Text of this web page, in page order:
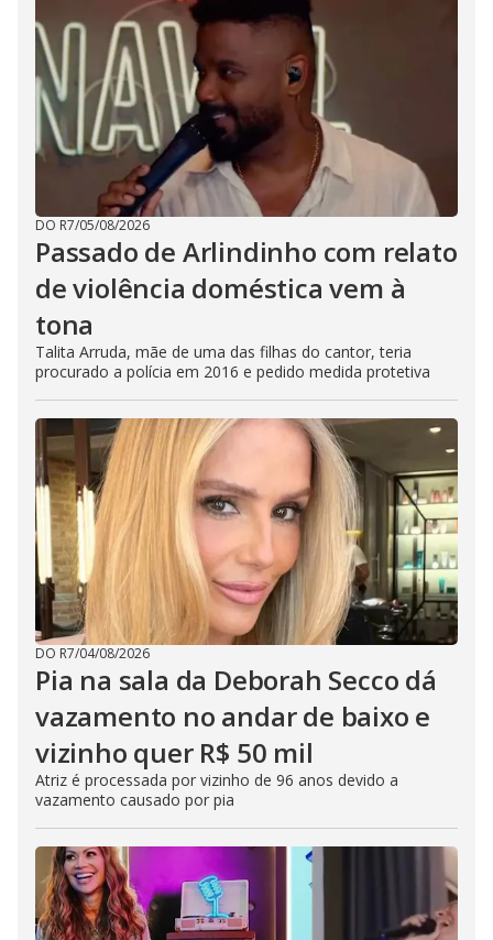
DO R7/05/08/2026
Passado de Arlindinho com relato
de violência doméstica vem à
tona
Talita Arruda, mãe de uma das filhas do cantor, teria
procurado a polícia em 2016 e pedido medida protetiva
DO R7/04/08/2026
Pia na sala da Deborah Secco dá
vazamento no andar de baixo e
vizinho quer R$ 50 mil
Atriz é processada por vizinho de 96 anos devido a
vazamento causado por pia